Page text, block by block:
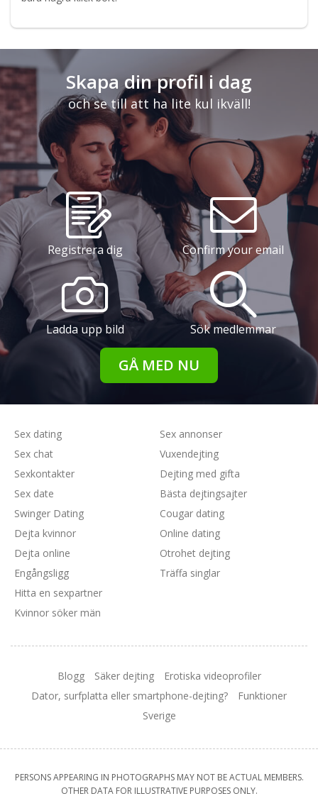
Skapa din profil i dag
och se till att ha lite kul ikväll!
Registrera dig Confirm your email
Ladda upp bild Sök medlemmar
GÅ MED NU
Sex dating
Sex chat
Sexkontakter
Sex date
Swinger Dating
Sex annonser
Vuxendejting
Dejting med gifta
Bästa dejtingsajter
Cougar dating
Dejta kvinnor
Dejta online
Engångsligg
Hitta en sexpartner
Kvinnor söker män
Online dating
Otrohet dejting
Träffa singlar
Blogg Säker dejting
Erotiska videoprofiler
Dator, surfplatta eller smartphone-dejting?
Funktioner
Sverige
PERSONS APPEARING IN PHOTOGRAPHS MAY NOT BE ACTUAL MEMBERS.
OTHER DATA FOR ILLUSTRATIVE PURPOSES ONLY.